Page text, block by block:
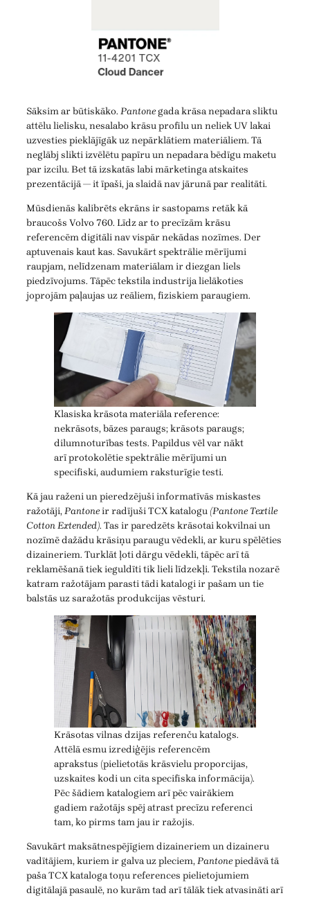
Sāksim ar būtiskāko. Pantonegada krāsa nepadara sliktu
attēlu lielisku, nesalabo krāsu profilu un neliek UV lakai
uzvesties pieklājīgāk uz nepārklātiem materiāliem. Tā
neglābj slikti izvēlētu papīru un nepadara bēdīgu maketu
par izcilu. Bet tā izskatās labi mārketinga atskaites
prezentācijā — it īpaši, ja slaidā nav jārunā par realitāti.
Mūsdienās kalibrēts ekrāns ir sastopams retāk kā
braucošs Volvo 760. Līdz ar to precīzām krāsu
referencēm digitāli nav vispār nekādas nozīmes. Der
aptuvenais kaut kas. Savukārt spektrālie mērījumi
raupjam, nelīdzenam materiālam ir diezgan liels
piedzīvojums. Tāpēc tekstila industrija lielākoties
joprojām paļaujas uz reāliem, fiziskiem paraugiem.
Klasiska krāsota materiāla reference:
nekrāsots, bāzes paraugs; krāsots paraugs;
dilumnoturības tests. Papildus vēl var nākt
arī protokolētie spektrālie mērījumi un
specifiski, audumiem raksturīgie testi.
Kā jau raženi un pieredzējuši informatīvās miskastes
ražotāji,Pantoneir radījuši TCX katalogu (Pantone Textile
Cotton Extended). Tas ir paredzēts krāsotai kokvilnai un
nozīmē dažādu krāsiņu paraugu vēdekli, ar kuru spēlēties
dizaineriem. Turklāt ļoti dārgu vēdekli, tāpēc arī tā
reklamēšanā tiek ieguldīti tik lieli līdzekļi. Tekstila nozarē
katram ražotājam parasti tādi katalogi ir pašam un tie
balstās uz saražotās produkcijas vēsturi.
Krāsotas vilnas dzijas referenču katalogs.
Attēlā esmu izrediģējis referencēm
aprakstus (pielietotās krāsvielu proporcijas,
uzskaites kodi un cita specifiska informācija).
Pēc šādiem katalogiem arī pēc vairākiem
gadiem ražotājs spēj atrast precīzu referenci
tam, ko pirms tam jau ir ražojis.
Savukārt maksātnespējīgiem dizaineriem un dizaineru
vadītājiem, kuriem ir galva uz pleciem,Pantonepiedāvā tā
paša TCX kataloga toņu references pielietojumiem
digitālajā pasaulē, no kurām tad arī tālāk tiek atvasināti arī